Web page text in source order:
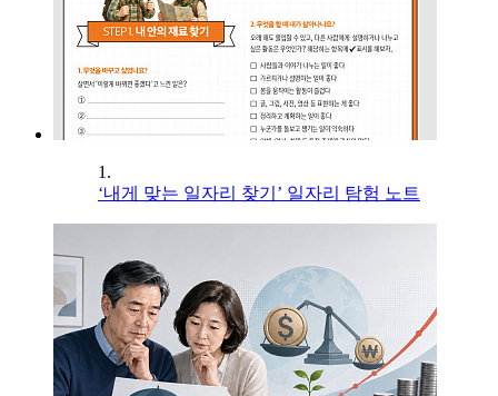
1.
‘내게 맞는 일자리 찾기’ 일자리 탐험 노트